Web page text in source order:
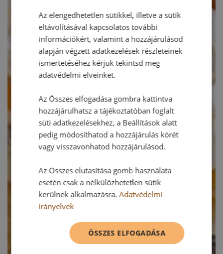
Az elengedhetetlen sütikkel, illetve a sütik
eltávolításával kapcsolatos további
információkért, valamint a hozzájárulásod
alapján végzett adatkezelések részleteinek
ismertetéséhez kérjük tekintsd meg
adatvédelmi elveinket.
Az Összes elfogadása gombra kattintva
hozzájárulhatsz a tájékoztatóban foglalt
süti adatkezelésekhez, a Beállítások alatt
pedig módosíthatod a hozzájárulás körét
vagy visszavonhatod hozzájárulásod.
Az Összes elutasítása gomb használata
esetén csak a nélkülözhetetlen sütik
kerülnek alkalmazásra.Adatvédelmi
irányelvek
ÖSSZES ELFOGADÁSA